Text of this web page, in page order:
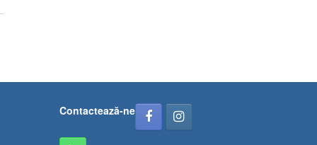
Contactează-ne